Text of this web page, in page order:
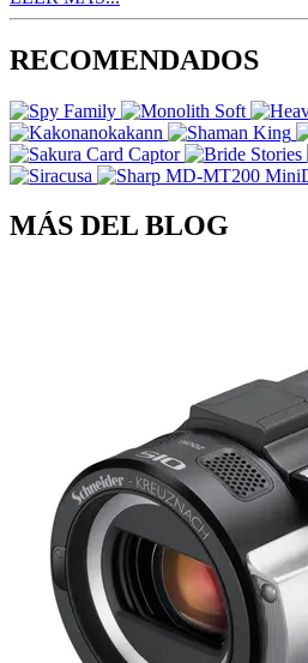
RECOMENDADOS
MÁS DEL BLOG